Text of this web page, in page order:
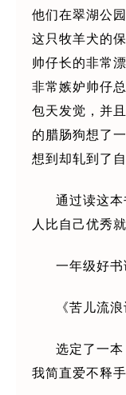
他们在翠湖公
这只牧羊犬的
帅仔长的非常
非常嫉妒帅仔
包天发觉，并
的腊肠狗想了
想到却轧到了自
通过读这
人比自己优秀
一年级好书
《苦儿流
选定了一
我简直爱不释手